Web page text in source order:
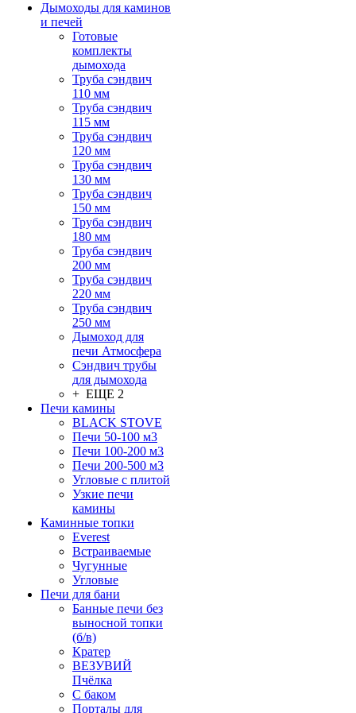
Дымоходы для каминов
и печей
Готовые
комплекты
дымохода
Труба сэндвич
110 мм
Труба сэндвич
115 мм
Труба сэндвич
120 мм
Труба сэндвич
130 мм
Труба сэндвич
150 мм
Труба сэндвич
180 мм
Труба сэндвич
200 мм
Труба сэндвич
220 мм
Труба сэндвич
250 мм
Дымоход для
печи Атмосфера
Сэндвич трубы
для дымохода
+ ЕЩЕ 2
Печи камины
BLACK STOVE
Печи 50-100 м3
Печи 100-200 м3
Печи 200-500 м3
Угловые с плитой
Узкие печи
камины
Каминные топки
Everest
Встраиваемые
Чугунные
Угловые
Печи для бани
Банные печи без
выносной топки
(б/в)
Кратер
ВЕЗУВИЙ
Пчёлка
С баком
Порталы для